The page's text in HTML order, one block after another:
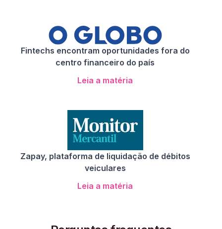
Fintechs encontram oportunidades fora do
centro financeiro do país
Leia a matéria
Zapay, plataforma de liquidação de débitos
veiculares
Leia a matéria